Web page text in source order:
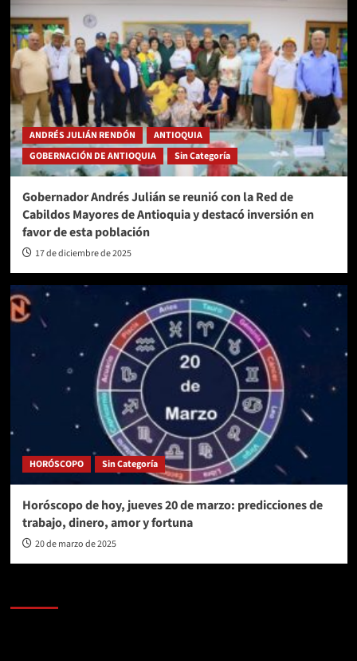
ANDRÉS JULIÁN RENDÓN
ANTIOQUIA
GOBERNACIÓN DE ANTIOQUIA
Sin Categoría
Gobernador Andrés Julián se reunió con la Red de
Cabildos Mayores de Antioquia y destacó inversión en
favor de esta población
17 de diciembre de 2025
HORÓSCOPO Sin Categoría
Horóscopo de hoy, jueves 20 de marzo: predicciones de
trabajo, dinero, amor y fortuna
20 de marzo de 2025